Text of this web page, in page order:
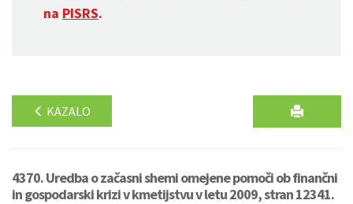
na PISRS.
KAZALO
4370. Uredba o začasni shemi omejene pomoči ob finančni
in gospodarski krizi v kmetijstvu v letu 2009, stran 12341.